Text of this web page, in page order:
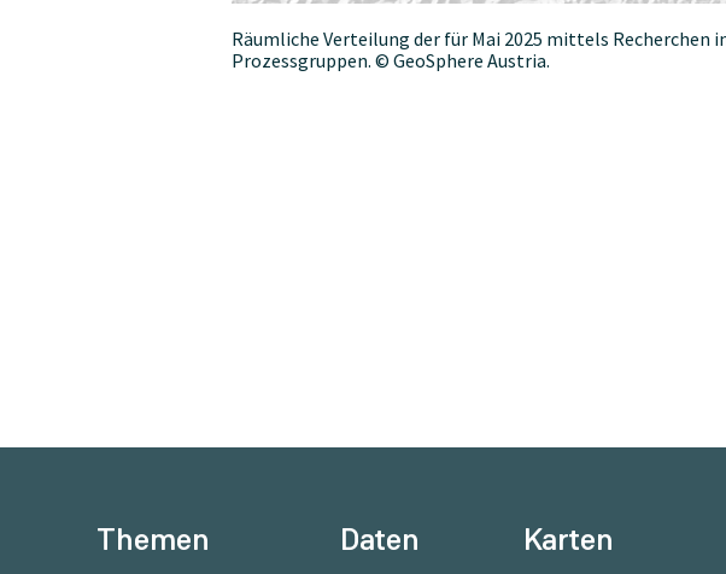
Räumliche Verteilung der für Mai 2025 mittels
Prozessgruppen. © GeoSphere Austria.
Themen Daten Karten